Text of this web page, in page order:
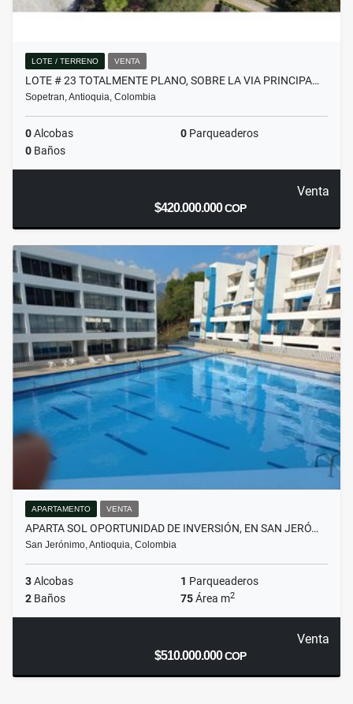
LOTE / TERRENO VENTA
LOTE # 23 TOTALMENTE PLANO, SOBRE LA VIA PRINCIPA…
Sopetran, Antioquia, Colombia
0Alcobas 0 Parqueaderos
0 Baños
Venta
$420.000.000COP
APARTAMENTO VENTA
APARTA SOL OPORTUNIDAD DE INVERSIÓN, EN SAN JERÓ…
San Jerónimo, Antioquia, Colombia
3Alcobas 1 Parqueaderos
2 Baños 75Área m2
Venta
$510.000.000COP